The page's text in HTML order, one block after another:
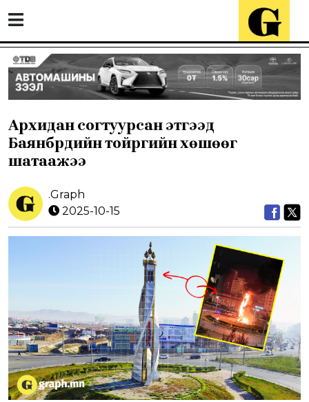
Архидан согтуурсан этгээд
Баянбүрдийн тойргийн хөшөөг
шатаажээ
.Graph
2025-10-15